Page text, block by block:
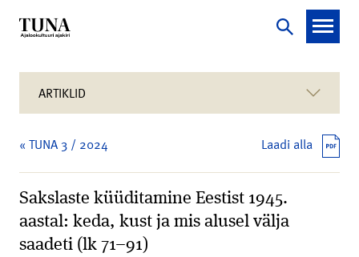
ARTIKLID
« TUNA 3 / 2024 Laadi alla
Sakslaste küüditamine Eestist 1945.
aastal: keda, kust ja mis alusel välja
saadeti (lk 71–91)